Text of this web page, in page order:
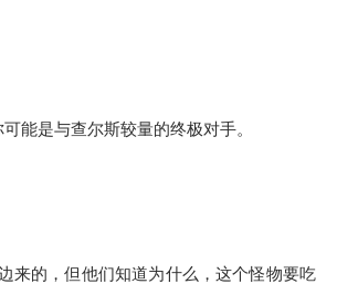
能是与查尔斯较量的终极对手。
来的，但他们知道为什么，这个怪物要吃